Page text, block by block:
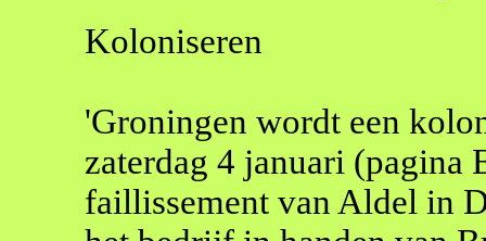
Koloniseren
'Groningen wordt een
zaterdag 4 januari (pagina
faillissement van Aldel in